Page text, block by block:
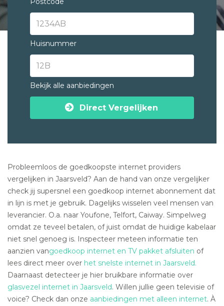
Huisnummer
Bekijk alle aanbiedingen
Direct Vergelijken
Probleemloos de goedkoopste internet providers
vergelijken in Jaarsveld? Aan de hand van onze vergelijker
check jij supersnel een goedkoop internet abonnement dat
in lijn is met je gebruik. Dagelijks wisselen veel mensen van
leverancier. O.a. naar Youfone, Telfort, Caiway. Simpelweg
omdat ze teveel betalen, of juist omdat de huidige kabelaar
niet snel genoeg is. Inspecteer meteen informatie ten
aanzien vangoedkoop internet en TV pakket afsluiten of
lees direct meer over het snelste internet in Jaarsveld.
Daarnaast detecteer je hier bruikbare informatie over
glasvezel internet in Jaarsveld. Willen jullie geen televisie of
voice? Check dan onze aanbiedingen met alleen internet. À